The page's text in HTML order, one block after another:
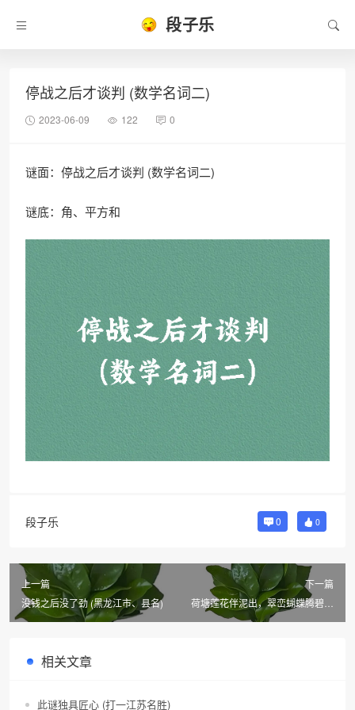
段子乐
停战之后才谈判 (数学名词二)
2023-06-09 122 0
谜面：停战之后才谈判 (数学名词二)
谜底：角、平方和
段子乐 0 0
上一篇
没钱之后没了劲 (黑龙江市、县名)
下一篇
荷塘莲花伴泥出，翠峦蝴蝶腾碧空
(河北市、县名)
相关文章
此谜独具匠心 (打一江苏名胜)